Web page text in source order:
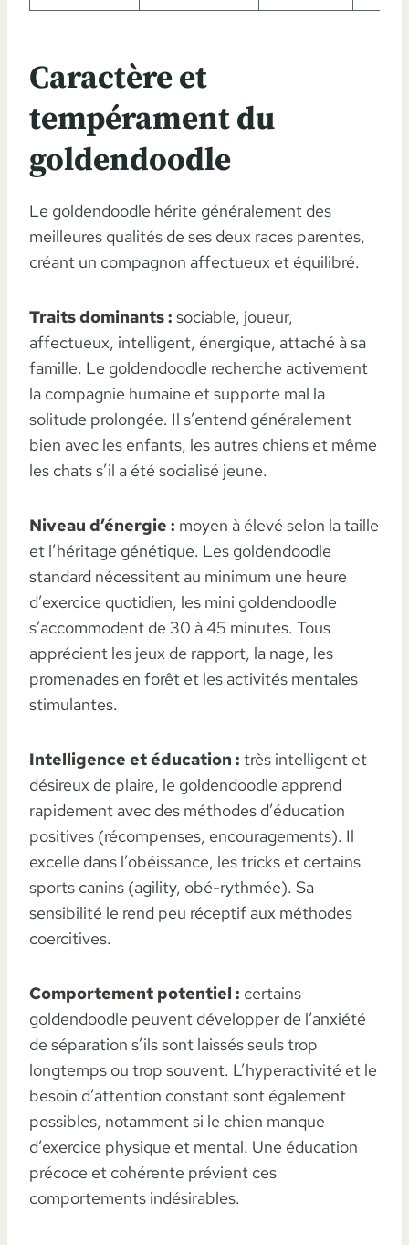
Caractère et
tempérament du
goldendoodle
Le goldendoodle hérite généralement des
meilleures qualités de ses deux races parentes,
créant un compagnon affectueux et équilibré.
Traits dominants : sociable, joueur,
affectueux, intelligent, énergique, attaché à sa
famille. Le goldendoodle recherche activement
la compagnie humaine et supporte mal la
solitude prolongée. Il s’entend généralement
bien avec les enfants, les autres chiens et même
les chats s’il a été socialisé jeune.
Niveau d’énergie : moyen à élevé selon la taille
et l’héritage génétique. Les goldendoodle
standard nécessitent au minimum une heure
d’exercice quotidien, les mini goldendoodle
s’accommodent de 30 à 45 minutes. Tous
apprécient les jeux de rapport, la nage, les
promenades en forêt et les activités mentales
stimulantes.
Intelligence et éducation : très intelligent et
désireux de plaire, le goldendoodle apprend
rapidement avec des méthodes d’éducation
positives (récompenses, encouragements). Il
excelle dans l’obéissance, les tricks et certains
sports canins (agility, obé-rythmée). Sa
sensibilité le rend peu réceptif aux méthodes
coercitives.
Comportement potentiel : certains
goldendoodle peuvent développer de l’anxiété
de séparation s’ils sont laissés seuls trop
longtemps ou trop souvent. L’hyperactivité et le
besoin d’attention constant sont également
possibles, notamment si le chien manque
d’exercice physique et mental. Une éducation
précoce et cohérente prévient ces
comportements indésirables.